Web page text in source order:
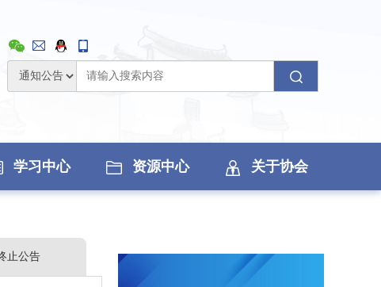
学习中心 资源中心 关于协会
止公告